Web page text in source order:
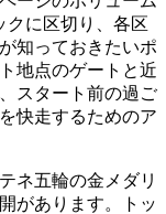
クに区切り、各区
知っておきたいポ
地点のゲートと近
スタート前の過ご
快走するためのア
ネ五輪の金メダリ
があります。トッ